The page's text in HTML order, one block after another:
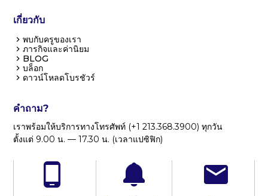
เกี่ยวกับ
พบกับครูของเรา
ภารกิจและค่านิยม
BLOG
บล็อก
ดาวน์โหลดโบรชัวร์
คำถาม?
เราพร้อมให้บริการทางโทรศัพท์ (+1 213.368.3900) ทุกวัน
ตั้งแต่ 9.00 น. — 17.30 น. (เวลาแปซิฟิก)